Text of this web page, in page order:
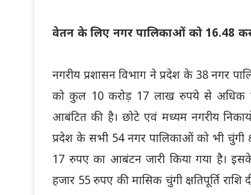
वेतन के लिए नगर पालिकाओं को 16.48
नगरीय प्रशासन विभाग ने प्रदेश के 38 नगर
को कुल 10 करोड़ 17 लाख रुपये से अधिक
आबंटित की है। छोटे एवं मध्यम नगरीय
प्रदेश के सभी 54 नगर पालिकाओं को भी चुंगी
17 रुपए का आबंटन जारी किया गया है।
हजार 55 रुपए की मासिक चुंगी क्षतिपूर्ति राशि